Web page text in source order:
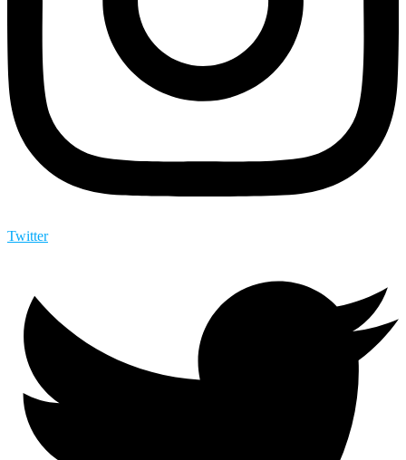
Twitter